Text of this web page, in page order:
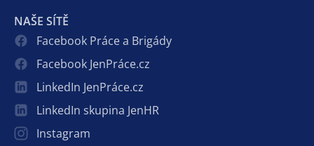
NAŠE SÍTĚ
Facebook Práce a Brigády
Facebook JenPráce.cz
LinkedIn JenPráce.cz
LinkedIn skupina JenHR
Instagram